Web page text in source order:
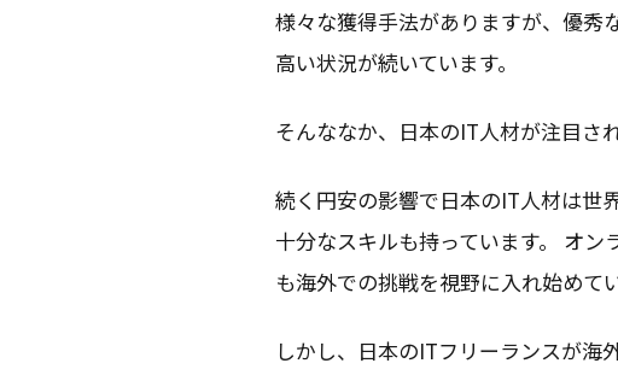
様々な獲得手法がありますが、優秀
高い状況が続いています。
そんななか、日本のIT人材が注目され
続く円安の影響で日本のIT人材は世
十分なスキルも持っています。 オ
も海外での挑戦を視野に入れ始めて
しかし、日本のITフリーランスが海